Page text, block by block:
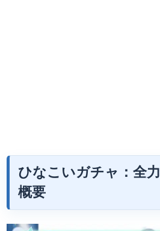
ひなこいガチャ：全
概要